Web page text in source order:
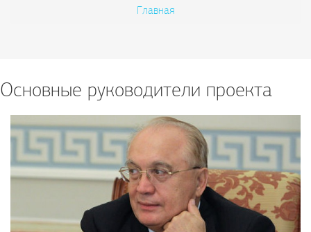
Главная
Основные руководители проекта